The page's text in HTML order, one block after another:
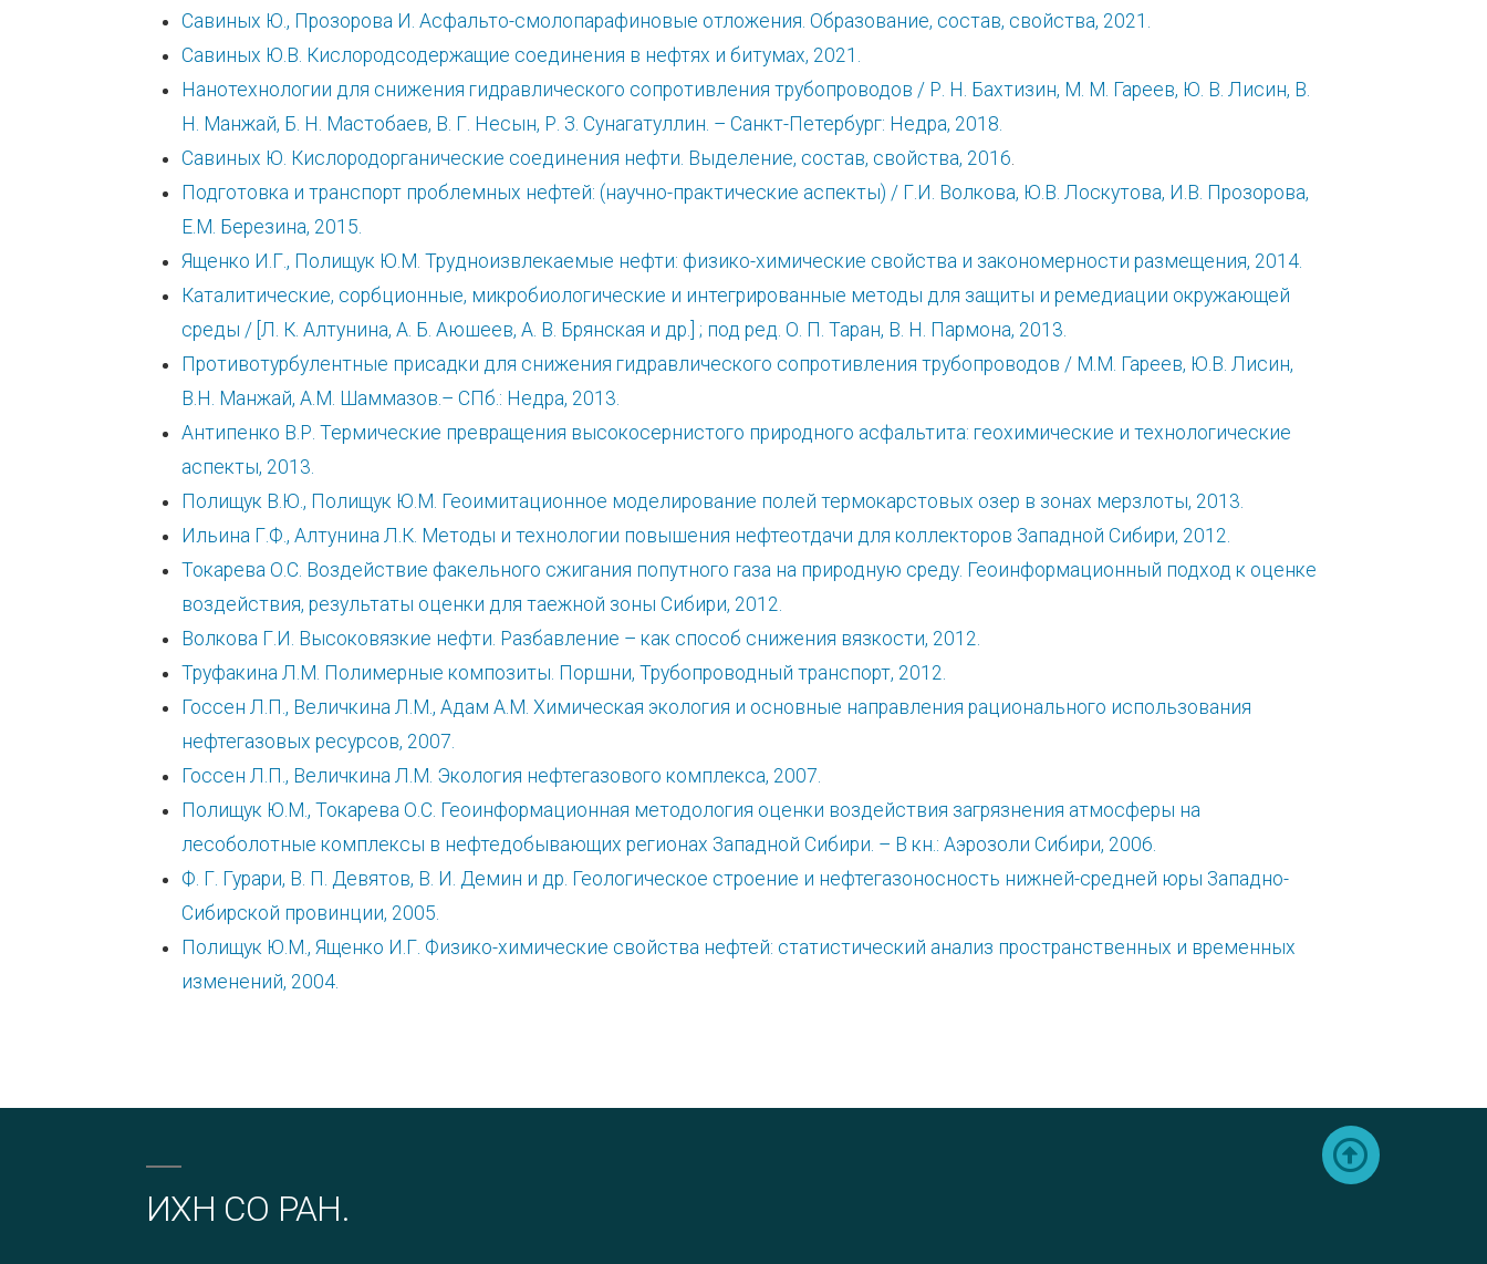
Савиных Ю., Прозорова И. Асфальто-смолопарафиновые отложения. Образование, состав, свойства, 2021.
Савиных Ю.В. Кислородсодержащие соединения в нефтях и битумах, 2021.
Нанотехнологии для снижения гидравлического сопротивления трубопроводов / Р. Н. Бахтизин, М. М. Гареев, Ю. В. Лисин, В.
Н. Манжай, Б. Н. Мастобаев, В. Г. Несын, Р. З. Сунагатуллин. – Санкт-Петербург: Недра, 2018.
Савиных Ю. Кислородорганические соединения нефти. Выделение, состав, свойства, 2016.
Подготовка и транспорт проблемных нефтей: (научно-практические аспекты) / Г.И. Волкова, Ю.В. Лоскутова, И.В. Прозорова,
Е.М. Березина, 2015.
Ященко И.Г., Полищук Ю.М. Трудноизвлекаемые нефти: физико-химические свойства и закономерности размещения, 2014.
Каталитические, сорбционные, микробиологические и интегрированные методы для защиты и ремедиации окружающей
среды / [Л. К. Алтунина, А. Б. Аюшеев, А. В. Брянская и др.] ; под ред. О. П. Таран, В. Н. Пармона, 2013.
Противотурбулентные присадки для снижения гидравлического сопротивления трубопроводов / М.М. Гареев, Ю.В. Лисин,
В.Н. Манжай, А.М. Шаммазов.– СПб.: Недра, 2013.
Антипенко В.Р. Термические превращения высокосернистого природного асфальтита: геохимические и технологические
аспекты, 2013.
Полищук В.Ю., Полищук Ю.М. Геоимитационное моделирование полей термокарстовых озер в зонах мерзлоты, 2013.
Ильина Г.Ф., Алтунина Л.К. Методы и технологии повышения нефтеотдачи для коллекторов Западной Сибири, 2012.
Токарева О.С. Воздействие факельного сжигания попутного газа на природную среду. Геоинформационный подход к оценке
воздействия, результаты оценки для таежной зоны Сибири, 2012.
Волкова Г.И. Высоковязкие нефти. Разбавление – как способ снижения вязкости, 2012.
Труфакина Л.М. Полимерные композиты. Поршни, Трубопроводный транспорт, 2012.
Госсен Л.П., Величкина Л.М., Адам А.М. Химическая экология и основные направления рационального использования
нефтегазовых ресурсов, 2007.
Госсен Л.П., Величкина Л.М. Экология нефтегазового комплекса, 2007.
Полищук Ю.М., Токарева О.С. Геоинформационная методология оценки воздействия загрязнения атмосферы на
лесоболотные комплексы в нефтедобывающих регионах Западной Сибири. – В кн.: Аэрозоли Сибири, 2006.
Ф. Г. Гурари, В. П. Девятов, В. И. Демин и др. Геологическое строение и нефтегазоносность нижней-средней юры Западно-
Сибирской провинции, 2005.
Полищук Ю.М., Ященко И.Г. Физико-химические свойства нефтей: статистический анализ пространственных и временных
изменений, 2004.
ИХН СО РАН.